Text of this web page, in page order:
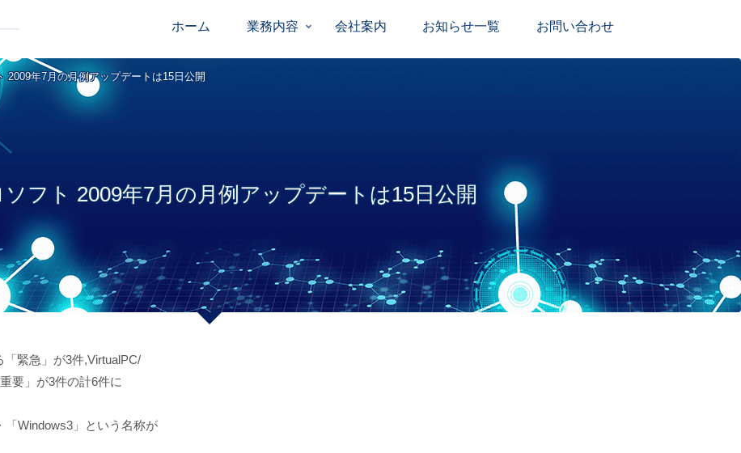
ホーム 業務内容 会社案内 お知らせ一覧 お問い合わせ
2009年7月の月例アップデートは15日公開
フト 2009年7月の月例アップデートは15日公開
緊急」が3件,VirtualPC/
要」が3件の計6件に
「Windows3」という名称が